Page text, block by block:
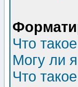
Что
Могу ли
Что